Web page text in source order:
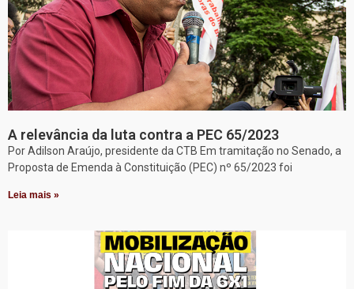
A relevância da luta contra a PEC 65/2023
Por Adilson Araújo, presidente da CTB Em tramitação no Senado, a
Proposta de Emenda à Constituição (PEC) nº 65/2023 foi
Leia mais »